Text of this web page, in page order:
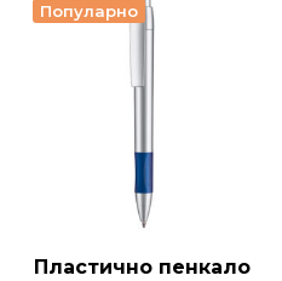
Популарно
Пластично пенкало